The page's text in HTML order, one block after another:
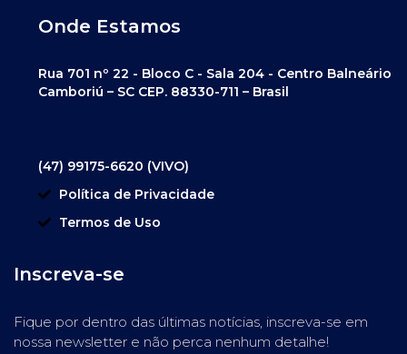
Onde Estamos
Rua 701 nº 22 - Bloco C - Sala 204 - Centro Balneário
Camboriú – SC CEP. 88330-711 – Brasil
(47) 99175-6620 (VIVO)
Política de Privacidade
Termos de Uso
Inscreva-se
Fique por dentro das últimas notícias, inscreva-se em
nossa newsletter e não perca nenhum detalhe!